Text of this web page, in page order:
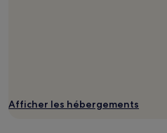
changer.
Afficher les hébergements